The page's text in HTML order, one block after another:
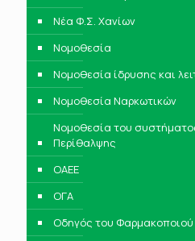
Νέα Φ.Σ. Χανίων
Νομοθεσία
Νομοθεσία ίδρυσης και
Νομοθεσία Ναρκωτικών
Νομοθεσία του
Περίθαλψης
ΟΑΕΕ
ΟΓΑ
Οδηγός του Φαρμακοποιού